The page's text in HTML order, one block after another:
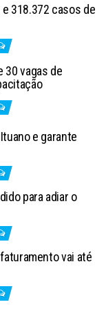
318.372 casos de
30 vagas de
e garante
para adiar o
vai até